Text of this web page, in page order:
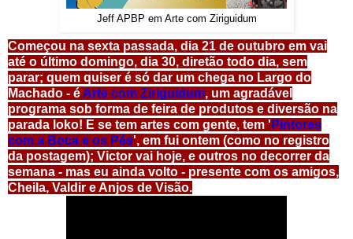
Jeff APBP em Arte com Ziriguidum
Começou na sexta passada, dia 21 de outubro em vai
até o último domingo, dia 30, diretão todo dia, sem
parar; quem quiser é só dar um chega no Largo do
Machado - éArte com Ziriguidum, um agradável
programa sob forma de feira de produtos e diversão na
parada loko! E se tem artes com gente, tem ' Pintores
com a Boca e os Pés', em fui ontem (como no registro
da postagem); Victor vai hoje, e outros no decorrer da
semana - mas eu ainda volto - presente com os amigos,
Cheila, Valdir e Anjos de Visão.